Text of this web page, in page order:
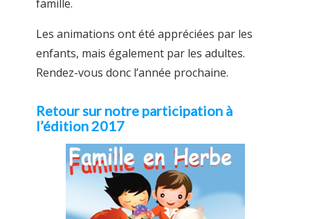
famille.
Les animations ont été appréciées par les
enfants, mais également par les adultes.
Rendez-vous donc l’année prochaine.
Retour sur notre participation à
l’édition 2017